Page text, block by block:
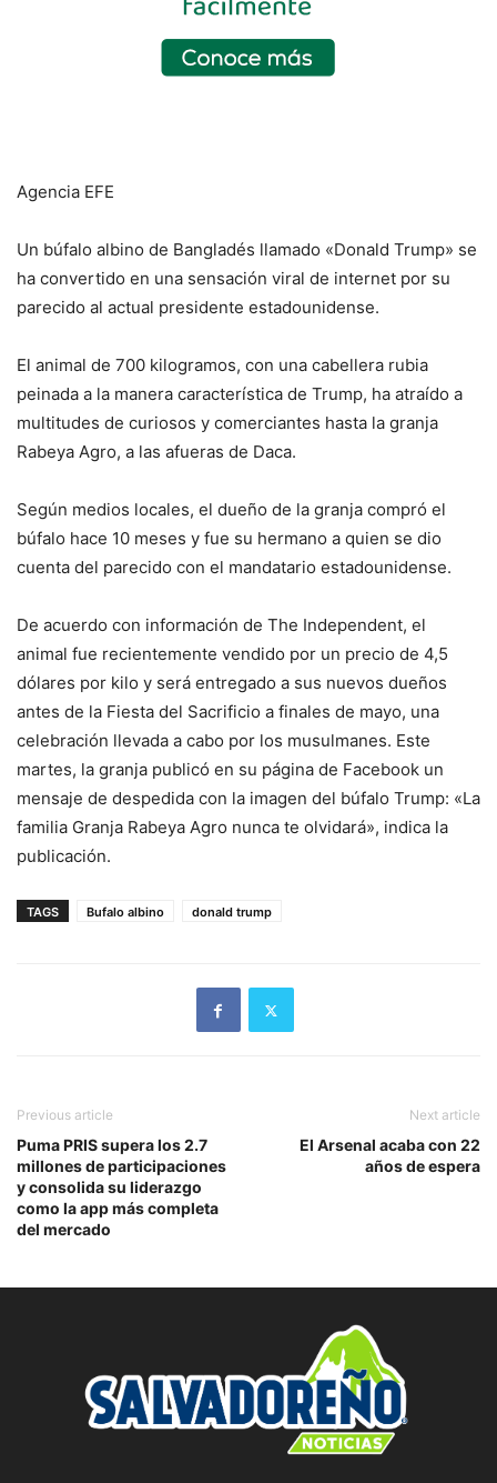
Agencia EFE
Un búfalo albino de Bangladés llamado «Donald Trump» se
ha convertido en una sensación viral de internet por su
parecido al actual presidente estadounidense.
El animal de 700 kilogramos, con una cabellera rubia
peinada a la manera característica de Trump, ha atraído a
multitudes de curiosos y comerciantes hasta la granja
Rabeya Agro, a las afueras de Daca.
Según medios locales, el dueño de la granja compró el
búfalo hace 10 meses y fue su hermano a quien se dio
cuenta del parecido con el mandatario estadounidense.
De acuerdo con información de The Independent, el
animal fue recientemente vendido por un precio de 4,5
dólares por kilo y será entregado a sus nuevos dueños
antes de la Fiesta del Sacrificio a finales de mayo, una
celebración llevada a cabo por los musulmanes. Este
martes, la granja publicó en su página de Facebook un
mensaje de despedida con la imagen del búfalo Trump: «La
familia Granja Rabeya Agro nunca te olvidará», indica la
publicación.
TAGS Bufalo albino donald trump
Previous article
Puma PRIS supera los 2.7
millones de participaciones
y consolida su liderazgo
como la app más completa
del mercado
Next article
El Arsenal acaba con 22
años de espera